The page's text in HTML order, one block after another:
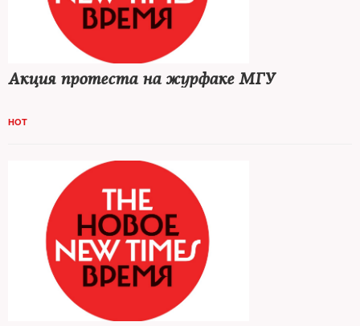
Акция протеста на журфаке МГУ
HOT